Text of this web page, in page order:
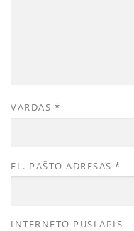
VARDAS *
EL. PAŠTO ADRESAS *
INTERNETO PUSLAPIS